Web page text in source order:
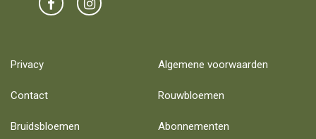
Privacy Algemene voorwaarden
Contact Rouwbloemen
Bruidsbloemen Abonnementen